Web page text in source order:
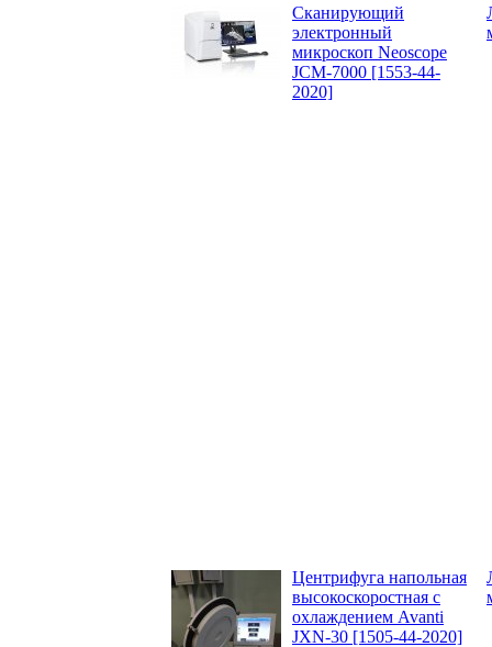
Сканирующий
электронный
микроскоп Neoscope
JCM-7000 [1553-44-
2020]
Центрифуга напольная
высокоскоростная с
охлаждением Avanti
JXN-30 [1505-44-2020]